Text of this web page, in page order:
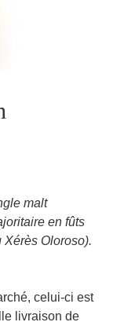
malt
en fûts
Oloroso).
celui-ci est
livraison de